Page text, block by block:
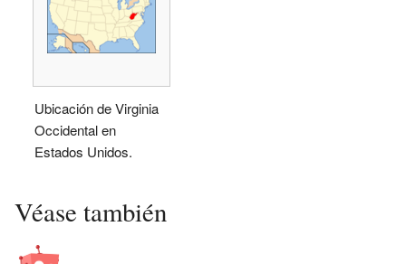
Ubicación de Virginia
Occidental en
Estados Unidos.
Véase también